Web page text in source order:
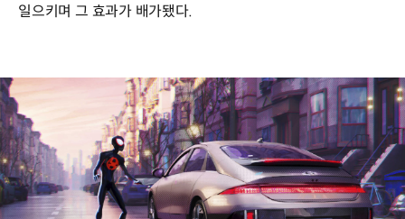
일으키며 그 효과가 배가됐다.